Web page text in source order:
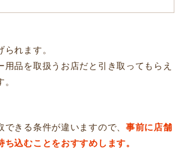
られます。
用品を取扱うお店だと引き取ってもらえ
できる条件が違いますので、事前に店舗
ち込むことをおすすめします。